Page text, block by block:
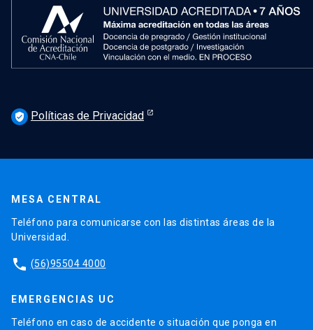
verified_user Políticas de Privacidad
MESA CENTRAL
Teléfono para comunicarse con las distintas áreas de la
Universidad.
phone (56)95504 4000
EMERGENCIAS UC
Teléfono en caso de accidente o situación que ponga en